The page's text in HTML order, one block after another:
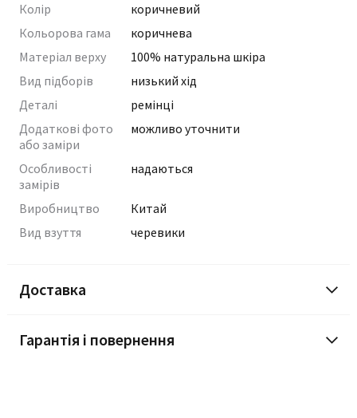
Колір
коричневий
Кольорова гама
коричнева
Матеріал верху
100% натуральна шкіра
Вид підборів
низький хід
Деталі
ремінці
Додаткові фото
або заміри
можливо уточнити
Особливості
замірів
надаються
Виробництво
Китай
Вид взуття
черевики
Доставка
Гарантія і повернення